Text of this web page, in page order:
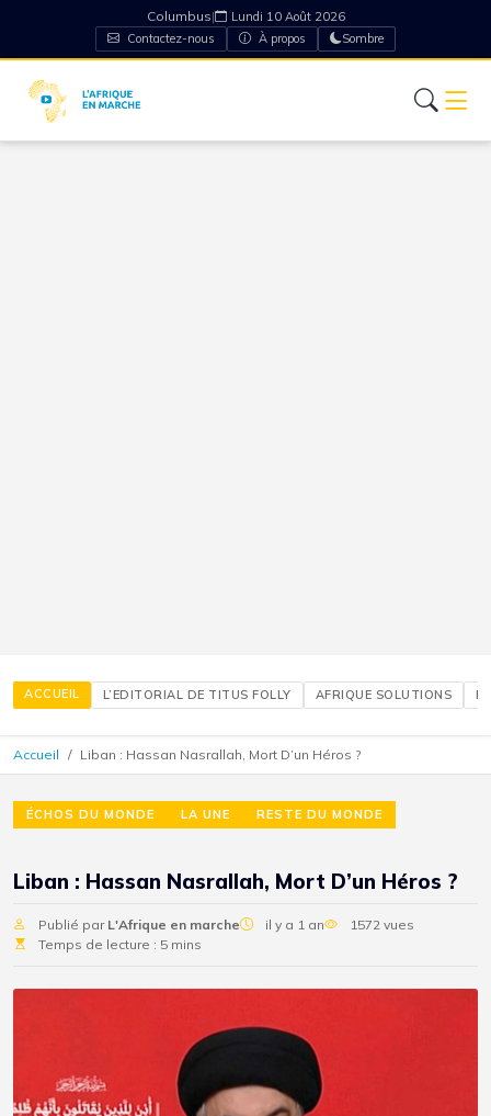
Columbus|
Lundi 10 Août 2026
Contactez-nous
À propos Sombre
ACCUEIL L’EDITORIAL DE TITUS FOLLY AFRIQUE SOLUTIONS
Accueil Liban : Hassan Nasrallah, Mort D’un Héros ?
ÉCHOS DU MONDE LA UNE RESTE DU MONDE
Liban : Hassan Nasrallah, Mort D’un Héros ?
Publié par L'Afrique en marche il y a 1 an
1572 vues
Temps de lecture : 5 mins